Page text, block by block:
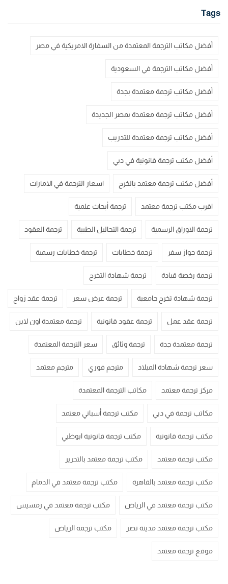
Tags
أفضل مكاتب الترجمة المعتمدة من السفارة الامريكية في مصر
أفضل مكاتب الترجمة في السعودية
أفضل مكاتب ترجمة معتمدة بجدة
أفضل مكاتب ترجمة معتمدة بمصر الجديدة
أفضل مكاتب ترجمة معتمدة للتدريب
أفضل مكتب ترجمة قانونية في دبي
أفضل مكتب ترجمة معتمد بالخرج اسعار الترجمة في الامارات
اقرب مكتب ترجمة معتمد ترجمة أبحاث علمية
ترجمة الاوراق الرسمية ترجمة التحاليل الطبية ترجمة العقود
ترجمة جواز سفر ترجمة خطابات ترجمة خطابات رسمية
ترجمة رخصة قيادة ترجمة شهادة التخرج
ترجمة شهادة تخرج جامعية ترجمة عرض سعر ترجمة عقد زواج
ترجمة عقد عمل ترجمة عقود قانونية ترجمة معتمدة اون لاين
ترجمة معتمدة جدة ترجمة وثائق سعر الترجمة المعتمدة
سعر ترجمة شهادة الميلاد مترجم فوري مترجم معتمد
مركز ترجمة معتمد مكاتب الترجمة المعتمدة
مكاتب ترجمة في دبي مكتب ترجمة أسباني معتمد
مكتب ترجمة قانونية مكتب ترجمة قانونية ابوظبي
مكتب ترجمة معتمد مكتب ترجمة معتمد بالتحرير
مكتب ترجمة معتمد بالقاهرة مكتب ترجمة معتمد في الدمام
مكتب ترجمة معتمد في الرياض مكتب ترجمة معتمد في رمسيس
مكتب ترجمة معتمد مدينة نصر مكتب ترجمه الرياض
موقع ترجمة معتمد